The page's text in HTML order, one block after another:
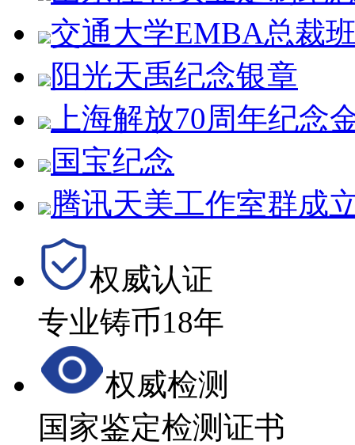
交通大学EMBA总裁
阳光天禹纪念银章
上海解放70周年纪念
国宝纪念
腾讯天美工作室群成
权威认证
专业铸币18年
权威检测
国家鉴定检测证书